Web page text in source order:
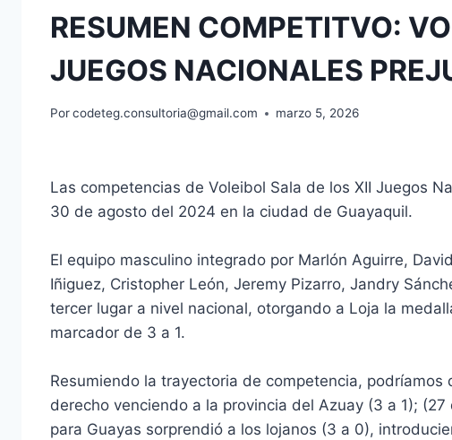
RESUMEN COMPETITVO:
JUEGOS NACIONALES
Porcodeteg.consultoria@gmail.com marzo 5, 2026
Las competencias de Voleibol Sala de los XII Juegos
30 de agosto del 2024 en la ciudad de Guayaquil.
El equipo masculino integrado por Marlón Aguirre,
Iñiguez, Cristopher León, Jeremy Pizarro, Jandry
tercer lugar a nivel nacional, otorgando a Loja la
marcador de 3 a 1.
Resumiendo la trayectoria de competencia,
derecho venciendo a la provincia del Azuay (3 a 1);
para Guayas sorprendió a los lojanos (3 a 0),